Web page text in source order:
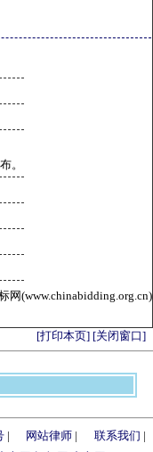
。
网(www.chinabidding.org.cn)
[打印本页] [关闭窗口]
| 网站律师 | 联系我们 |